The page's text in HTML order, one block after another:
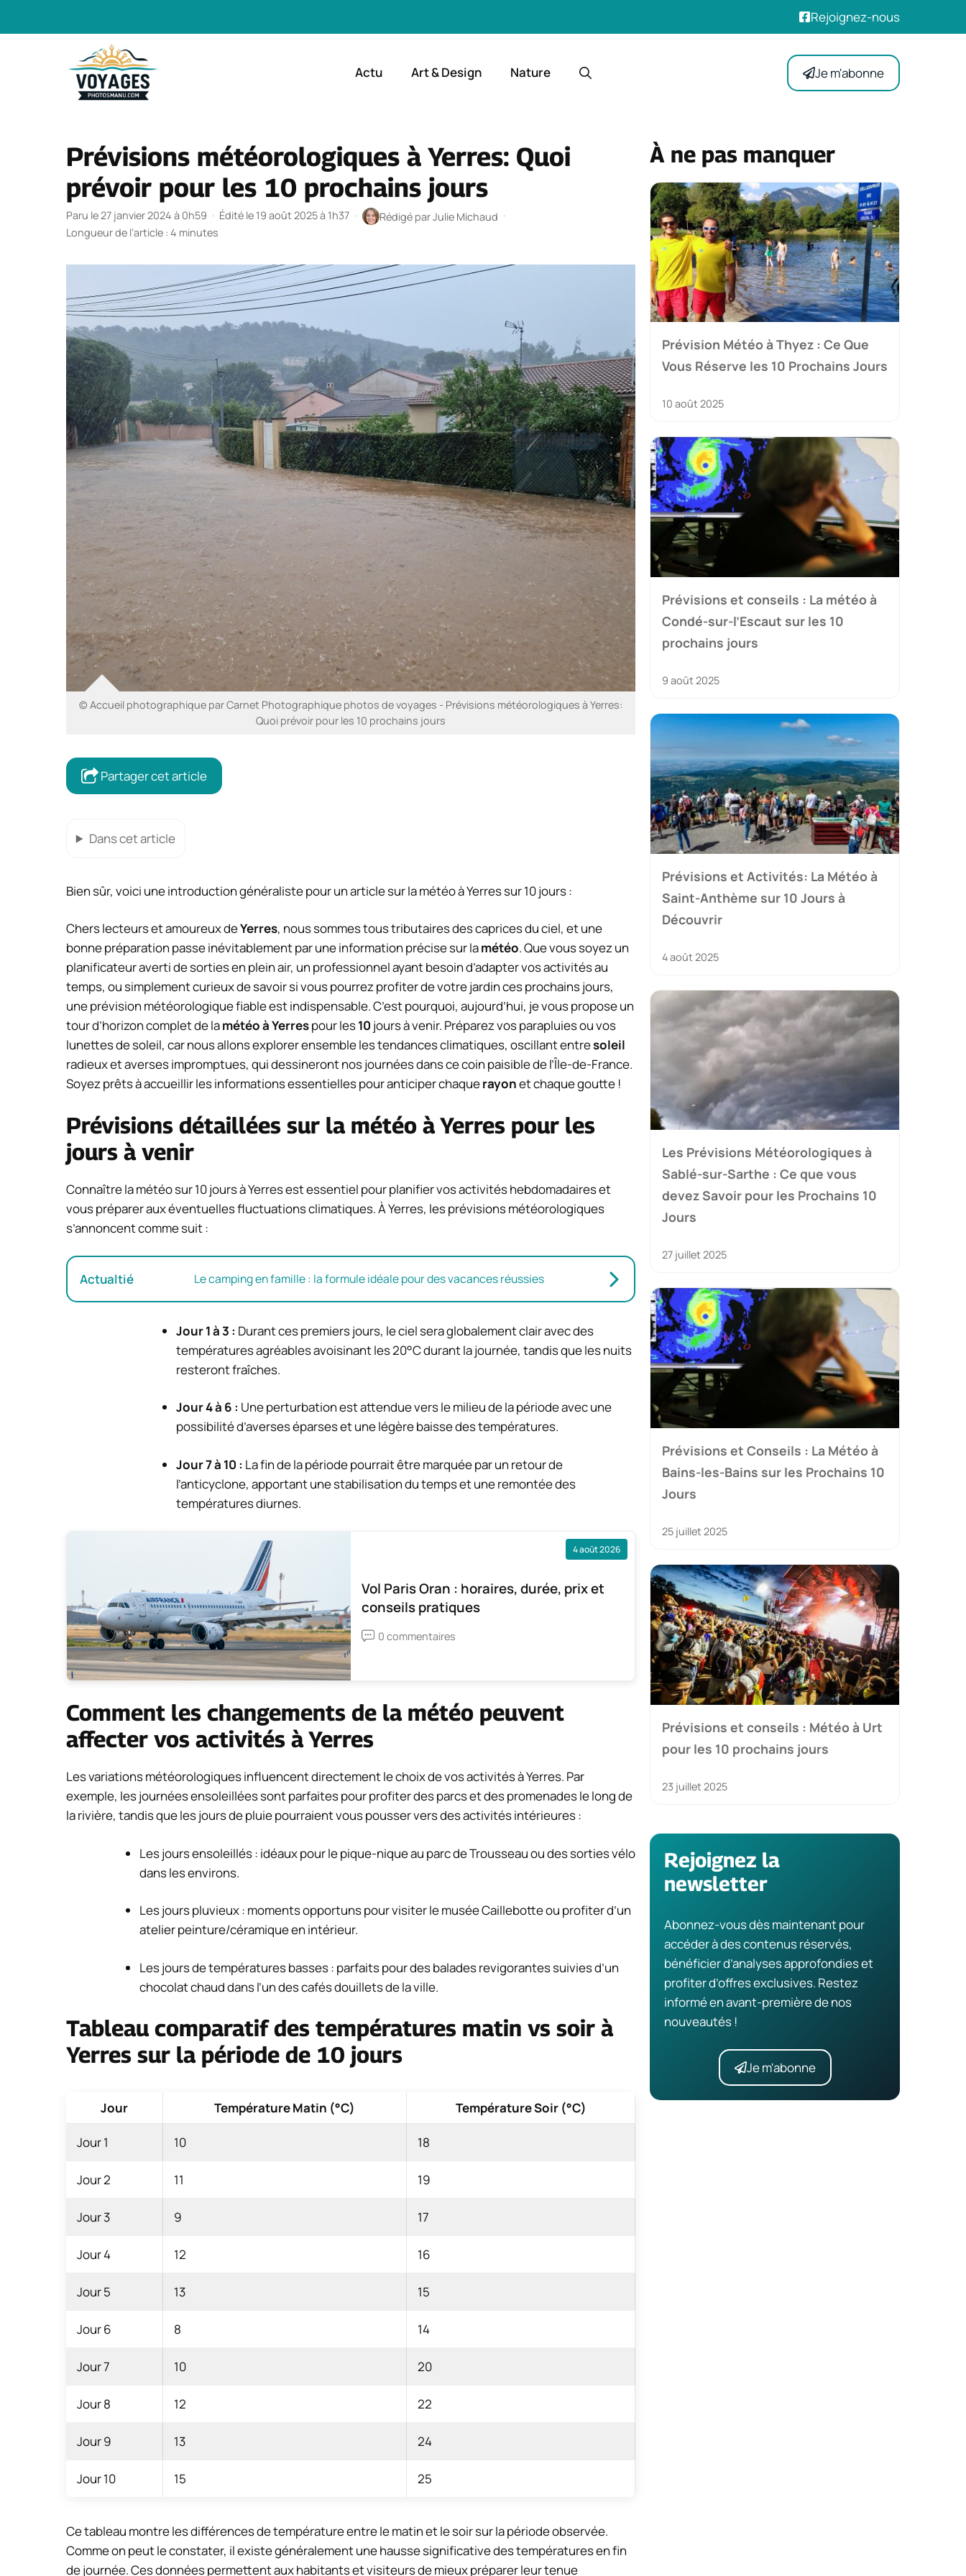
Rejoignez-nous
Actu Art & Design Nature Je m'abonne
Prévisions météorologiques à Yerres: Quoi
prévoir pour les 10 prochains jours
Paru le 27 janvier 2024 à 0h59 · Édité le 19 août 2025 à 1h37 · Rédigé parJulie Michaud ·
Longueur de l’article : 4 minutes
© Accueil photographique par Carnet Photographique photos de voyages - Prévisions météorologiques à Yerres:
Quoi prévoir pour les 10 prochains jours
Partager cet article
Dans cet article
Bien sûr, voici une introduction généraliste pour un article sur la météo à Yerres sur 10 jours :
Chers lecteurs et amoureux deYerres, nous sommes tous tributaires des caprices du ciel, et une
bonne préparation passe inévitablement par une information précise sur lamétéo. Que vous soyez un
planificateur averti de sorties en plein air, un professionnel ayant besoin d’adapter vos activités au
temps, ou simplement curieux de savoir si vous pourrez profiter de votre jardin ces prochains jours,
une prévision météorologique fiable est indispensable. C’est pourquoi, aujourd’hui, je vous propose un
tour d’horizon complet de lamétéo à Yerrespour les10 jours à venir. Préparez vos parapluies ou vos
lunettes de soleil, car nous allons explorer ensemble les tendances climatiques, oscillant entresoleil
radieux et averses impromptues, qui dessineront nos journées dans ce coin paisible de l’Île-de-France.
Soyez prêts à accueillir les informations essentielles pour anticiper chaquerayonet chaque goutte !
Prévisions détaillées sur la météo à Yerres pour les
jours à venir
Connaître la météo sur 10 jours à Yerres est essentiel pour planifier vos activités hebdomadaires et
vous préparer aux éventuelles fluctuations climatiques. À Yerres, les prévisions météorologiques
s’annoncent comme suit :
Actualtié Le camping en famille : la formule idéale pour des vacances réussies
Jour 1 à 3 : Durant ces premiers jours, le ciel sera globalement clair avec des
températures agréables avoisinant les 20°C durant la journée, tandis que les nuits
resteront fraîches.
Jour 4 à 6 : Une perturbation est attendue vers le milieu de la période avec une
possibilité d’averses éparses et une légère baisse des températures.
Jour 7 à 10 : La fin de la période pourrait être marquée par un retour de
l’anticyclone, apportant une stabilisation du temps et une remontée des
températures diurnes.
4 août 2026
Vol Paris Oran : horaires, durée, prix et
conseils pratiques
0 commentaires
Comment les changements de la météo peuvent
affecter vos activités à Yerres
Les variations météorologiques influencent directement le choix de vos activités à Yerres. Par
exemple, les journées ensoleillées sont parfaites pour profiter des parcs et des promenades le long de
la rivière, tandis que les jours de pluie pourraient vous pousser vers des activités intérieures :
Les jours ensoleillés : idéaux pour le pique-nique au parc de Trousseau ou des sorties vélo
dans les environs.
Les jours pluvieux : moments opportuns pour visiter le musée Caillebotte ou profiter d’un
atelier peinture/céramique en intérieur.
Les jours de températures basses : parfaits pour des balades revigorantes suivies d’un
chocolat chaud dans l’un des cafés douillets de la ville.
Tableau comparatif des températures matin vs soir à
Yerres sur la période de 10 jours
Jour Température Matin (°C) Température Soir (°C)
Jour 1 10 18
Jour 2 11 19
Jour 3 9 17
Jour 4 12 16
Jour 5 13 15
Jour 6 8 14
Jour 7 10 20
Jour 8 12 22
Jour 9 13 24
Jour 10 15 25
Ce tableau montre les différences de température entre le matin et le soir sur la période observée.
Comme on peut le constater, il existe généralement une hausse significative des températures en fin
de journée. Ces données permettent aux habitants et visiteurs de mieux préparer leur tenue
À ne pas manquer
Prévision Météo à Thyez : Ce Que
Vous Réserve les 10 Prochains Jours
10 août 2025
Prévisions et conseils : La météo à
Condé-sur-l’Escaut sur les 10
prochains jours
9 août 2025
Prévisions et Activités: La Météo à
Saint-Anthème sur 10 Jours à
Découvrir
4 août 2025
Les Prévisions Météorologiques à
Sablé-sur-Sarthe : Ce que vous
devez Savoir pour les Prochains 10
Jours
27 juillet 2025
Prévisions et Conseils : La Météo à
Bains-les-Bains sur les Prochains 10
Jours
25 juillet 2025
Prévisions et conseils : Météo à Urt
pour les 10 prochains jours
23 juillet 2025
Rejoignez la
newsletter
Abonnez-vous dès maintenant pour
accéder à des contenus réservés,
bénéficier d’analyses approfondies et
profiter d’offres exclusives. Restez
informé en avant-première de nos
nouveautés !
Je m'abonne